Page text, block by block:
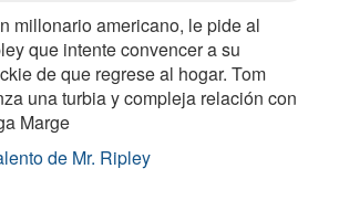
millonario americano, le pide al
que intente convencer a su
de que regrese al hogar. Tom
una turbia y compleja relación con
Marge
de Mr. Ripley